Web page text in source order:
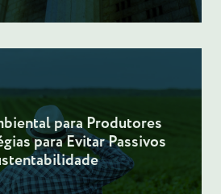
para Produtores
para Evitar Passivos